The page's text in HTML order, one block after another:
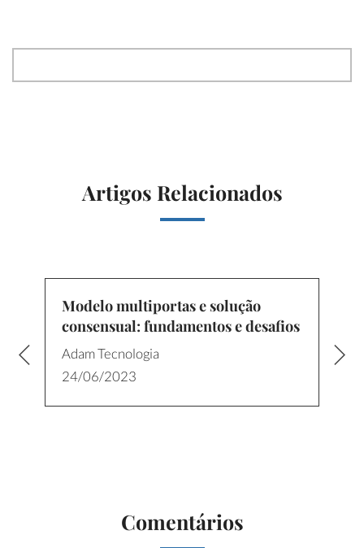
Artigos Relacionados
Modelo multiportas e solução
consensual: fundamentos e desafios
Adam Tecnologia
24/06/2023
Comentários